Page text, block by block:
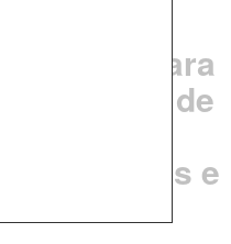
serviço para
de
de
Veja fotos e